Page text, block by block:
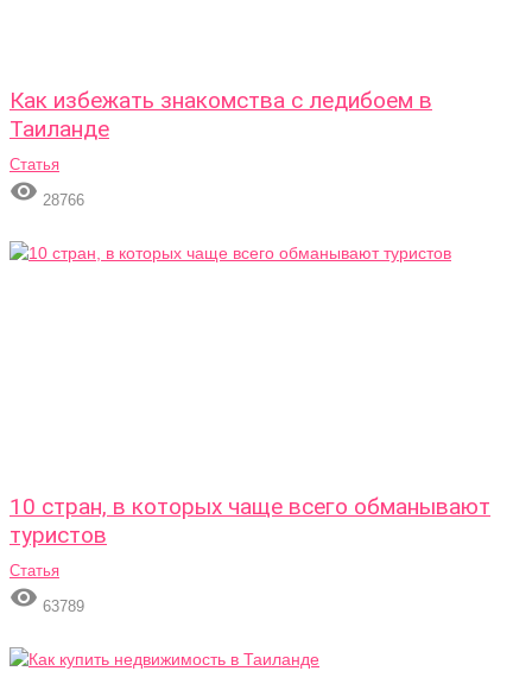
Как избежать знакомства с ледибоем в
Таиланде
Статья
 28766
10 стран, в которых чаще всего обманывают
туристов
Статья
 63789